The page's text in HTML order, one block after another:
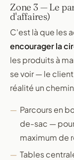
Zone 3 — Le
d'affaires)
C'est là que les
encourager la
les produits à
se voir — le
réalité un
Parcours en
de-sac —
maximum de
Tables